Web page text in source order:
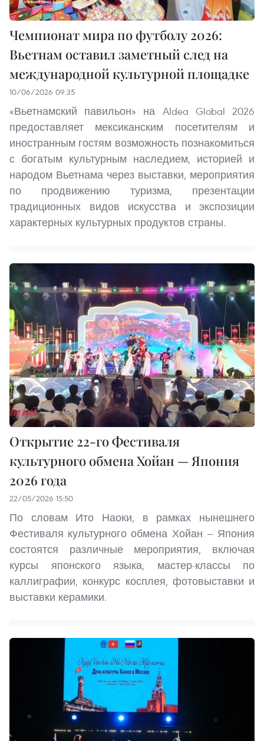
Чемпионат мира по футболу 2026:
Вьетнам оставил заметный след на
международной культурной площадке
10/06/2026 09:35
«Вьетнамский павильон» на Aldea Global 2026
предоставляет мексиканским посетителям и
иностранным гостям возможность познакомиться
с богатым культурным наследием, историей и
народом Вьетнама через выставки, мероприятия
по продвижению туризма, презентации
традиционных видов искусства и экспозиции
характерных культурных продуктов страны.
Открытие 22-го Фестиваля
культурного обмена Хойан — Япония
2026 года
22/05/2026 15:50
По словам Ито Наоки, в рамках нынешнего
Фестиваля культурного обмена Хойан — Япония
состоятся различные мероприятия, включая
курсы японского языка, мастер-классы по
каллиграфии, конкурс косплея, фотовыставки и
выставки керамики.